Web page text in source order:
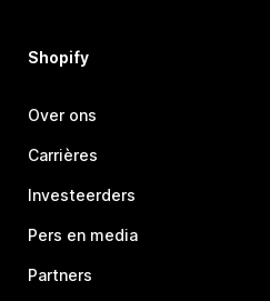
Shopify
Over ons
Carrières
Investeerders
Pers en media
Partners